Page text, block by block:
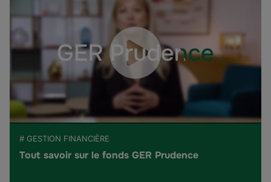
# GESTION FINANCIÈRE
Tout savoir sur le fonds GER Prudence